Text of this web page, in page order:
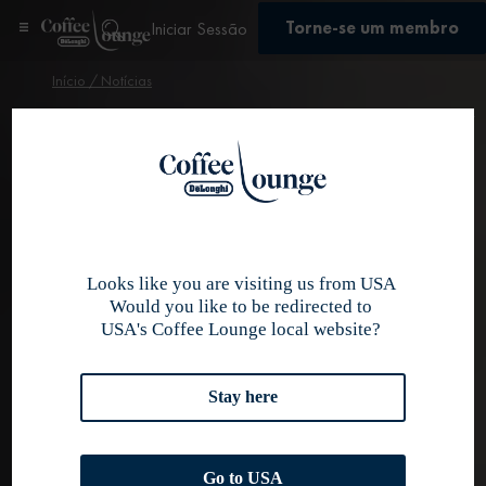
Iniciar Sessão Torne-se um membro
Início / Notícias
Encontre as
notícias e
trends do
mundo do
Looks like you are visiting us from USA
Would you like to be redirected to
USA's Coffee Lounge local website?
Stay here
Go to USA